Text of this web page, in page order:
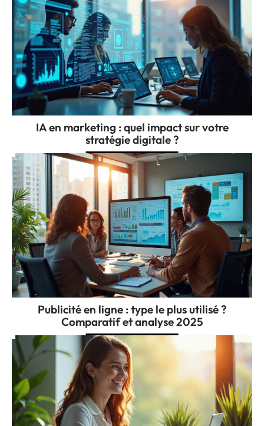
IA en marketing : quel impact sur votre
stratégie digitale ?
Publicité en ligne : type le plus utilisé ?
Comparatif et analyse 2025